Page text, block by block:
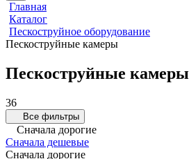
Главная
Каталог
Пескоструйное оборудование
Пескоструйные камеры
Пескоструйные камеры
36
Все фильтры
Сначала дорогие
Сначала дешевые
Сначала дорогие